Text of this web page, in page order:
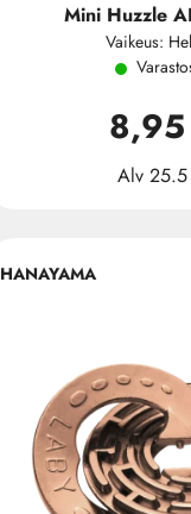
Mini Huzzle
Vaikeus:
Alv 25.5
HANAYAMA